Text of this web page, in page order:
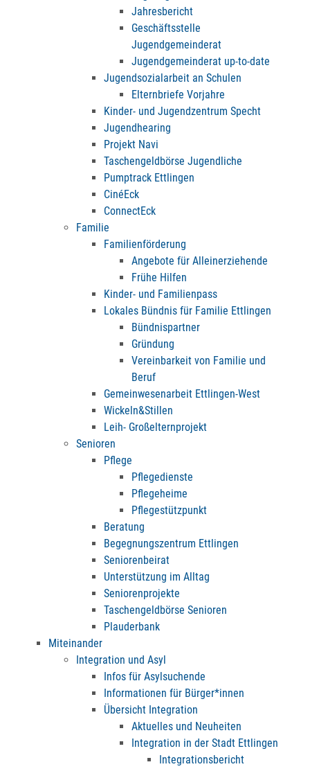
Jahresbericht
Geschäftsstelle
Jugendgemeinderat
Jugendgemeinderat up-to-date
Jugendsozialarbeit an Schulen
Elternbriefe Vorjahre
Kinder- und Jugendzentrum Specht
Jugendhearing
Projekt Navi
Taschengeldbörse Jugendliche
Pumptrack Ettlingen
CinéEck
ConnectEck
Familie
Familienförderung
Angebote für Alleinerziehende
Frühe Hilfen
Kinder- und Familienpass
Lokales Bündnis für Familie Ettlingen
Bündnispartner
Gründung
Vereinbarkeit von Familie und
Beruf
Gemeinwesenarbeit Ettlingen-West
Wickeln&Stillen
Leih- Großelternprojekt
Senioren
Pflege
Pflegedienste
Pflegeheime
Pflegestützpunkt
Beratung
Begegnungszentrum Ettlingen
Seniorenbeirat
Unterstützung im Alltag
Seniorenprojekte
Taschengeldbörse Senioren
Plauderbank
Miteinander
Integration und Asyl
Infos für Asylsuchende
Informationen für Bürger*innen
Übersicht Integration
Aktuelles und Neuheiten
Integration in der Stadt Ettlingen
Integrationsbericht